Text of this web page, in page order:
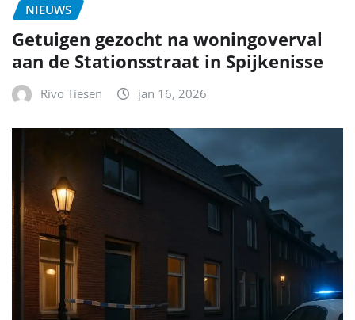
NIEUWS
Getuigen gezocht na woningoverval
aan de Stationsstraat in Spijkenisse
Rivo Tiesen jan 16, 2026